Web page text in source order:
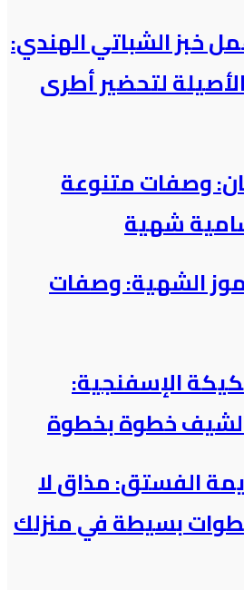
خبز الشباتي الهندي:
لتحضير أطرى
وصفات متنوعة
شهية
الشهية: وصفات
الإسفنجية:
خطوة بخطوة
الفستق: مذاق لا
بسيطة في منزلك